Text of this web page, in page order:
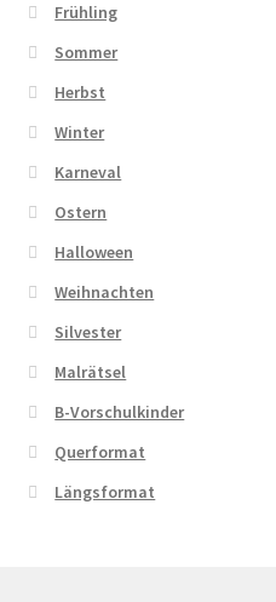
Frühling
Sommer
Herbst
Winter
Karneval
Ostern
Halloween
Weihnachten
Silvester
Malrätsel
B-Vorschulkinder
Querformat
Längsformat